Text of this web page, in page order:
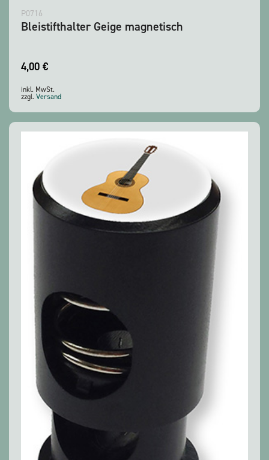
P0716
Bleistifthalter Geige magnetisch
4,00 €
inkl. MwSt.
zzgl. Versand